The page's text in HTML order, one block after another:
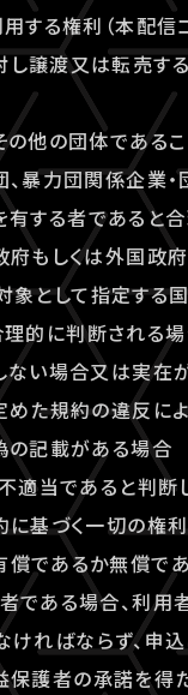
る権利（本配信
し譲渡又は転売
他の団体である
暴力団関係企業
する者であると
もしくは外国政
として指定する
的に判断される
い場合又は実在
た規約の違反に
記載がある場合
適当であると判断
基づく一切の権利
償であるか無償で
ある場合、利用
ればならず、申
護者の承諾を得